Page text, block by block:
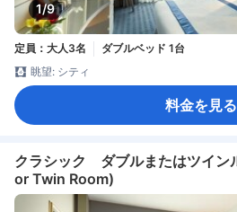
1/9
定員：大人3名
ダブルベッド 1台
眺望: シティ
料金を見る
クラシック ダブルまたはツイン
or Twin Room)